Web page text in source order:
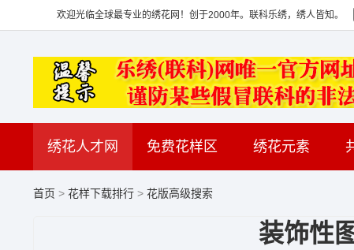
欢迎光临全球最专业的绣花网！创于2000年。联科乐绣，绣人皆知。
绣花人才网 免费花样区 绣花元素
首页 > 花样下载排行 > 花版高级搜索
装饰性